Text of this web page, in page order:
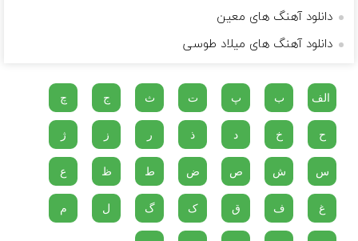
دانلود آهنگ های معین
دانلود آهنگ های میلاد طوسی
الف ب پ ت ث ج چ
ح خ د ذ ر ز ژ
س ش ص ض ط ظ ع
غ ف ق ک گ ل م